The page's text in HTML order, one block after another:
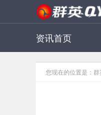
资讯首页
您现在的位置是： 群